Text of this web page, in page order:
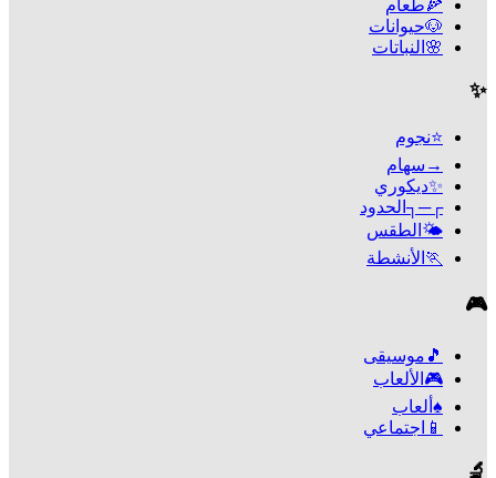
🍕طعام
🐶حيوانات
🌸 النباتات
✨
⭐نجوم
→ سهام
✨ديكوري
┌─┐ الحدود
🌤️ الطقس
🏃 الأنشطة
🎮
🎵 موسيقى
🎮 الألعاب
♠️ ألعاب
📱 اجتماعي
🔬